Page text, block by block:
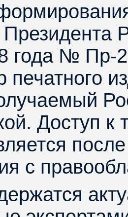
года № Пр-
печатного
Доступ к
с